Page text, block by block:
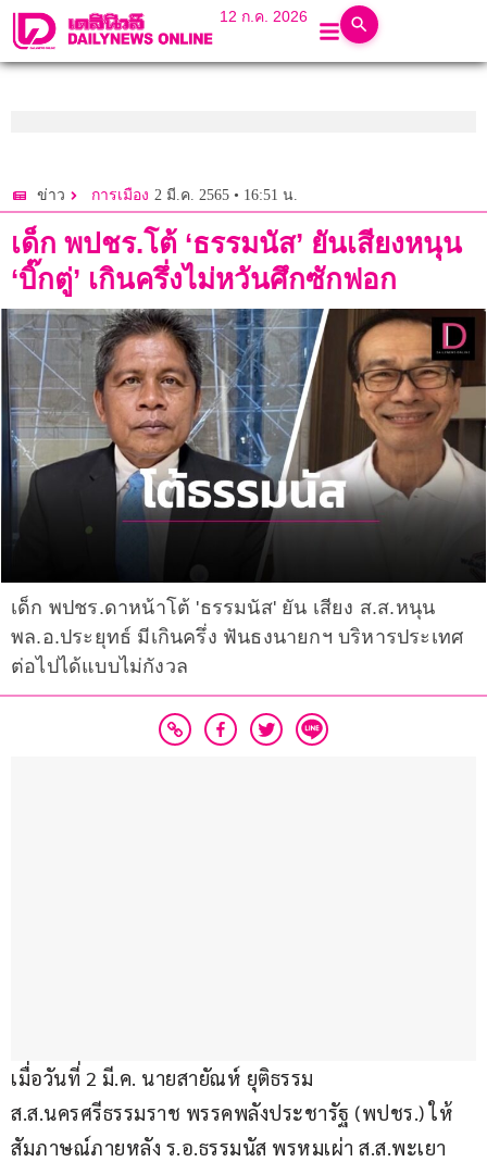
12 ก.ค. 2026
ข่าว การเมือง 2 มี.ค. 2565 • 16:51 น.
เด็ก พปชร.โต้ ‘ธรรมนัส’ ยันเสียงหนุน
‘บิ๊กตู่’ เกินครึ่งไม่หวันศึกซักฟอก
เด็ก พปชร.ดาหน้าโต้ 'ธรรมนัส' ยัน เสียง ส.ส.หนุน
พล.อ.ประยุทธ์ มีเกินครึ่ง ฟันธงนายกฯ บริหารประเทศ
ต่อไปได้แบบไม่กังวล
เมื่อวันที่ 2 มี.ค. นายสายัณห์ ยุติธรรม
ส.ส.นครศรีธรรมราช พรรคพลังประชารัฐ (พปชร.) ให้
สัมภาษณ์ภายหลัง ร.อ.ธรรมนัส พรหมเผ่า ส.ส.พะเยา